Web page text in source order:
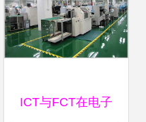
ICT与FCT在电子